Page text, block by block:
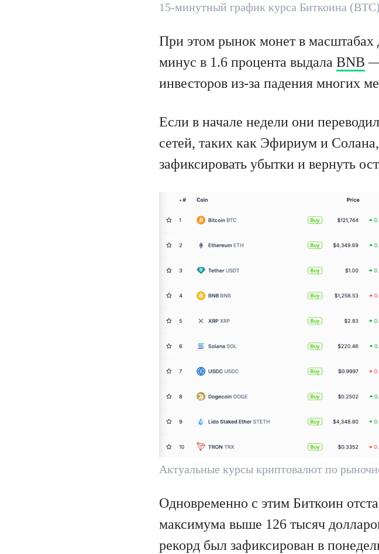
15-минутный график курса Биткоина (BTC)
При этом рынок монет в
минус в 1.6 процента выдала BNB —
инвесторов из-за падения многих
Если в начале недели они
сетей, таких как Эфириум и
зафиксировать убытки и вернуть
Актуальные курсы криптовалют по
Одновременно с этим Биткоин
максимума выше 126 тысяч
рекорд был зафиксирован в